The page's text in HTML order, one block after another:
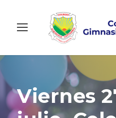
Viernes